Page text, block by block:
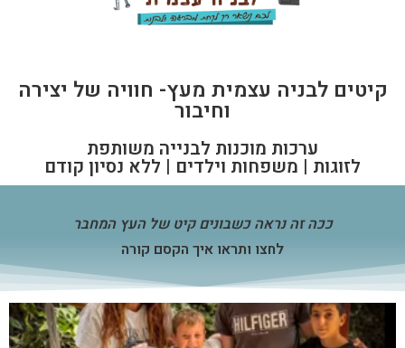
קיטים לבניה עצמית מעץ- חוויה של יצירה
וחיבור
ערכות מוכנות לבנייה משותפת
לזוגות | משפחות וילדים | ללא נסיון קודם
ככה זה נראה כשבונים קיט של העץ המחבר
לחצו ותראו איך הקסם קורה